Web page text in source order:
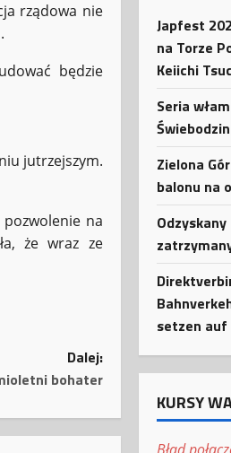
rządowa nie
będzie
jutrzejszym.
na
że wraz ze
Dalej:
bohater
Japfest
na Torze
Keiichi
Seria
Zielona
balonu na
setzen
KURSY